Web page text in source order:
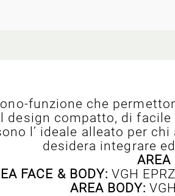
funzione che
design compatto, di
l’ ideale alleato per
desidera integrare
AREA
FACE & BODY: VGH
AREA BODY: